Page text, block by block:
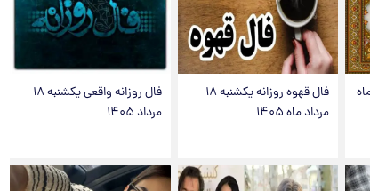
ماه
فال قهوه روزانه یکشنبه ۱۸
مرداد ماه ۱۴۰۵
فال روزانه واقعی یکشنبه ۱۸
مرداد ۱۴۰۵